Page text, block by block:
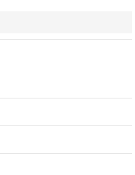
18/7mm（ボークス・オリジ
ーティング済